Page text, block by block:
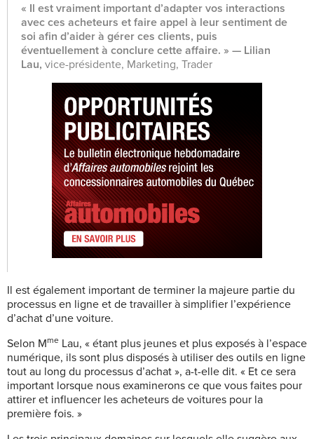
« Il est vraiment important d’adapter vos interactions
avec ces acheteurs et faire appel à leur sentiment de
soi afin d’aider à gérer ces clients, puis
éventuellement à conclure cette affaire. » — Lilian
Lau, vice-présidente, Marketing, Trader
Il est également important de terminer la majeure partie du
processus en ligne et de travailler à simplifier l’expérience
d’achat d’une voiture.
Selon Mme Lau, « étant plus jeunes et plus exposés à l’espace
numérique, ils sont plus disposés à utiliser des outils en ligne
tout au long du processus d’achat », a-t-elle dit. « Et ce sera
important lorsque nous examinerons ce que vous faites pour
attirer et influencer les acheteurs de voitures pour la
première fois. »